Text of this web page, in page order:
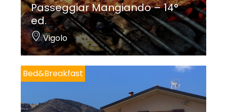
Passeggiar Mangiando – 14°
ed.
Vigolo
Bed&Breakfast